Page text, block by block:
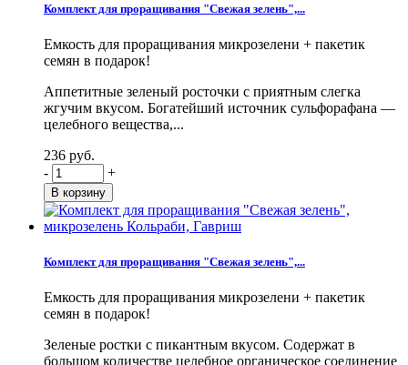
Комплект для проращивания "Свежая зелень",...
Емкость для проращивания микрозелени + пакетик
семян в подарок!
Аппетитные зеленый росточки с приятным слегка
жгучим вкусом. Богатейший источник сульфорафана —
целебного вещества,...
236 руб.
-
+
Комплект для проращивания "Свежая зелень",...
Емкость для проращивания микрозелени + пакетик
семян в подарок!
Зеленые ростки с пикантным вкусом. Содержат в
большом количестве целебное органическое соединение